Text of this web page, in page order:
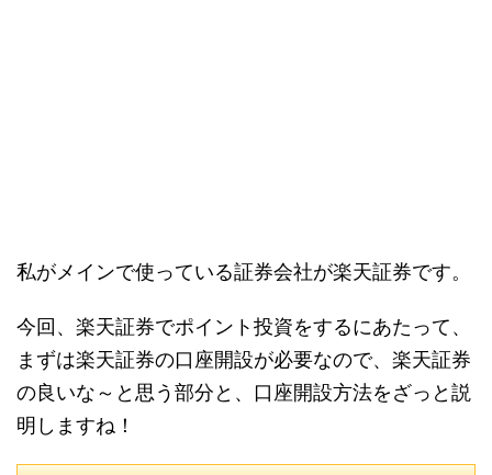
私がメインで使っている証券会社が楽天証券です。
今回、楽天証券でポイント投資をするにあたって、
まずは楽天証券の口座開設が必要なので、楽天証券
の良いな～と思う部分と、口座開設方法をざっと説
明しますね！